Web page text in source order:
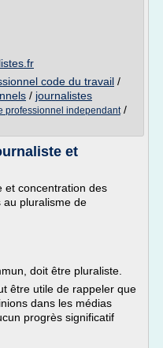
code du travail /
/ journalistes
professionnel independant/
et
et concentration des
au pluralisme de
doit être pluraliste.
être utile de rappeler que
dans les médias
progrès significatif